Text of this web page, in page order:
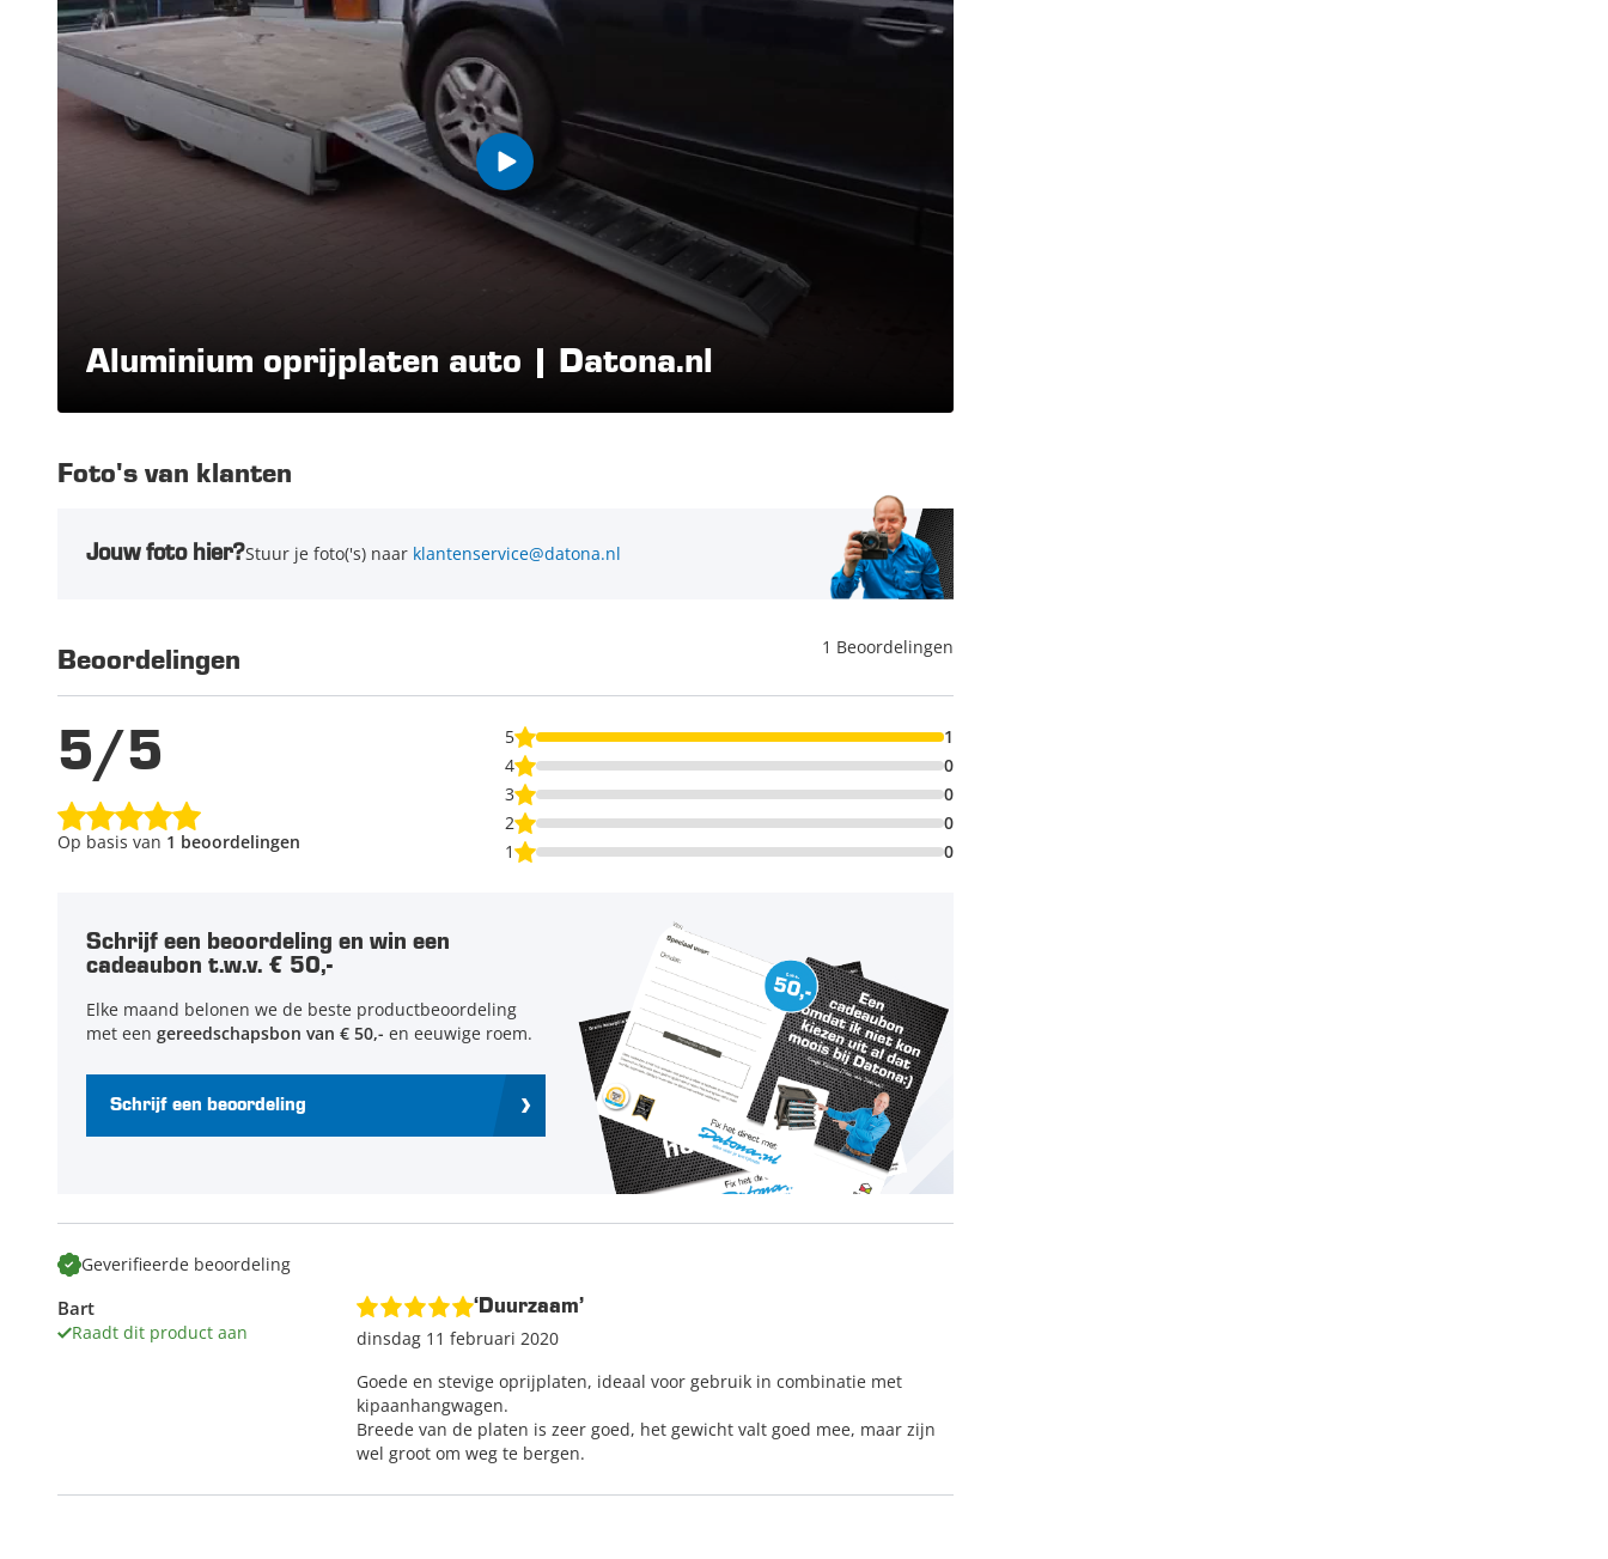
Aluminium oprijplaten auto | Datona.nl
Foto's van klanten
Jouw foto hier?Stuur je foto('s) naar klantenservice@datona.nl
Beoordelingen
1 Beoordelingen
5/5
Op basis van 1 beoordelingen
5
1
4
0
3
0
2
0
1
0
Schrijf een beoordeling en win een
cadeaubon t.w.v. € 50,-
Elke maand belonen we de beste productbeoordeling
met een gereedschapsbon van € 50,- en eeuwige roem.
Schrijf een beoordeling
Geverifieerde beoordeling
Bart
Raadt dit product aan
‘Duurzaam’
dinsdag 11 februari 2020
Goede en stevige oprijplaten, ideaal voor gebruik in combinatie met
kipaanhangwagen.
Breede van de platen is zeer goed, het gewicht valt goed mee, maar zijn
wel groot om weg te bergen.